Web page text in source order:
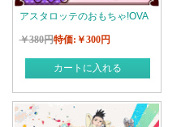
アスタロッテのおもちゃ!OVA
￥380円特価:￥300円
カートに入れる